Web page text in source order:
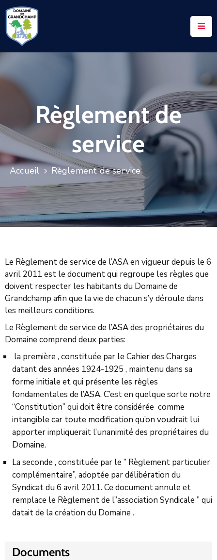
ACCUEIL
DOMAINE
NOTAIRES
CONTACTS
UTILES
ACTUALITÉS
PROPRIÉTAIRES
Règlement de
service
Accueil Règlement de service
Le Règlement de service de l’ASA en vigueur depuis le 6
avril 2011 est le document qui regroupe les règles que
doivent respecter les habitants du Domaine de
Grandchamp afin que la vie de chacun s’y déroule dans
les meilleurs conditions.
Le Règlement de service de l’ASA des propriétaires du
Domaine comprend deux parties:
la première , constituée par le Cahier des Charges
datant des années 1924-1925 , maintenu dans sa
forme initiale et qui présente les règles
fondamentales de l’ASA. C’est en quelque sorte notre
“Constitution” qui doit être considérée comme
intangible car toute modification qu’on voudrait lui
apporter impliquerait l’unanimité des propriétaires du
Domaine.
La seconde , constituée par le ” Règlement particulier
complémentaire”, adoptée par délibération du
Syndicat du 6 avril 2011. Ce document annule et
remplace le Règlement de l”association Syndicale ” qui
datait de la création du Domaine .
Documents